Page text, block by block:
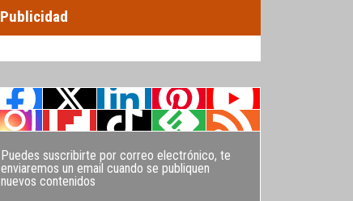
Publicidad
Puedes suscribirte por correo electrónico, te
enviaremos un email cuando se publiquen
nuevos contenidos